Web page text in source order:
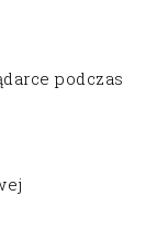
podczas